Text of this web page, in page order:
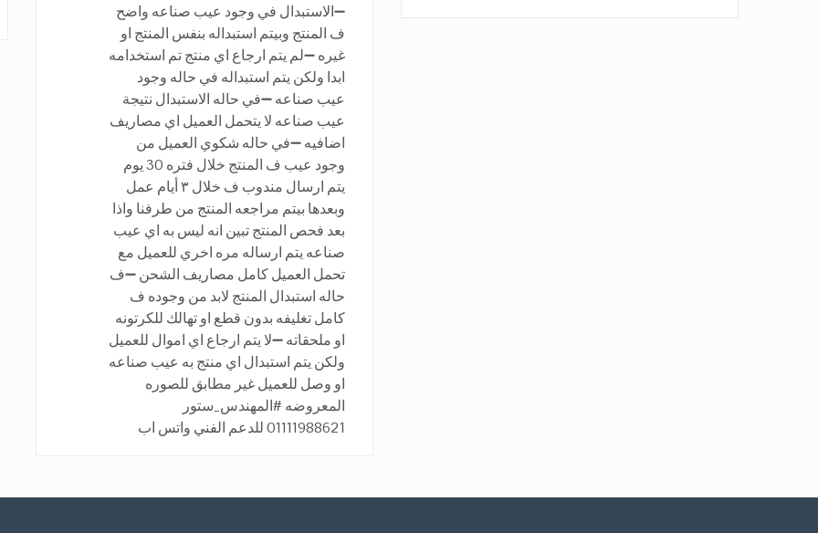
➖الاستبدال في وجود عيب صناعه واضح
ف المنتج وبيتم استبداله بنفس المنتج او
غيره ➖لم يتم ارجاع اي منتج تم استخدامه
ابدا ولكن يتم استبداله في حاله وجود
عيب صناعه ➖في حاله الاستبدال نتيجة
عيب صناعه لا يتحمل العميل اي مصاريف
اضافيه ➖في حاله شكوي العميل من
وجود عيب ف المنتج خلال فتره 30 يوم
يتم ارسال مندوب ف خلال ٣ أيام عمل
وبعدها بيتم مراجعه المنتج من طرفنا واذا
بعد فحص المنتج تبين انه ليس به اي عيب
صناعه يتم ارساله مره اخري للعميل مع
تحمل العميل كامل مصاريف الشحن ➖ف
حاله استبدال المنتج لابد من وجوده ف
كامل تغليفه بدون قطع او تهالك للكرتونه
او ملحقاته ➖لا يتم ارجاع اي اموال للعميل
ولكن يتم استبدال اي منتج به عيب صناعه
او وصل للعميل غير مطابق للصوره
المعروضه #المهندس_ستور
01111988621 للدعم الفني واتس اب